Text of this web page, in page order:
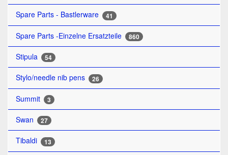
Spare Parts - Bastlerware 41
Spare Parts -Einzelne Ersatzteile 860
Stipula 54
Stylo/needle nib pens 26
Summit 3
Swan 27
Tibaldi 13